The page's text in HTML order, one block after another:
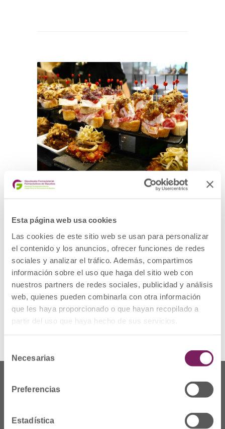
Esta página web usa cookies
Las cookies de este sitio web se usan para personalizar
el contenido y los anuncios, ofrecer funciones de redes
sociales y analizar el tráfico. Además, compartimos
información sobre el uso que haga del sitio web con
nuestros partners de redes sociales, publicidad y análisis
web, quienes pueden combinarla con otra información
que les haya proporcionado o que hayan recopilado a
partir del uso que haya hecho de sus servicios.
de
Necesarias
Preferencias
Estadística
Post entrada de ejemplo
Blog
Esto es una entrada de ejemplo para el